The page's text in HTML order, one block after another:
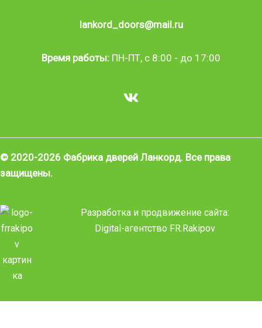
lankord_doors@mail.ru
Время работы: ПН-ПТ, с 8:00 - до 17:00
© 2020-2026 Фабрика дверей Ланкорд. Все права
защищены.
Разработка и продвижение сайта:
Digital-агентство FR.Rakipov